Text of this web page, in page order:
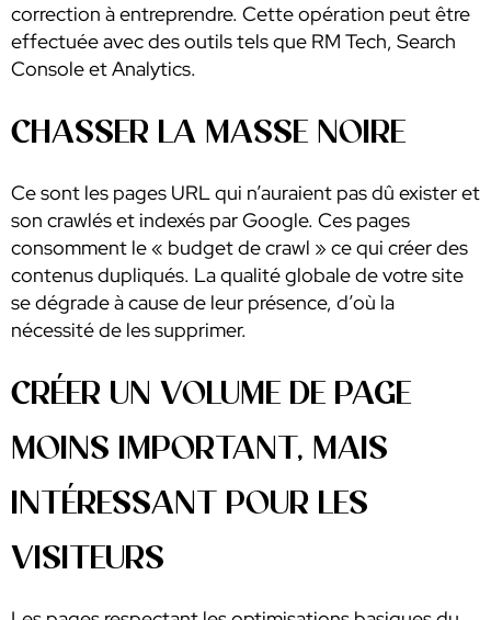
correction à entreprendre. Cette opération peut être
effectuée avec des outils tels que RM Tech, Search
Console et Analytics.
CHASSER LA MASSE NOIRE
Ce sont les pages URL qui n’auraient pas dû exister et
son crawlés et indexés par Google. Ces pages
consomment le « budget de crawl » ce qui créer des
contenus dupliqués. La qualité globale de votre site
se dégrade à cause de leur présence, d’où la
nécessité de les supprimer.
CRÉER UN VOLUME DE PAGE
MOINS IMPORTANT, MAIS
INTÉRESSANT POUR LES
VISITEURS